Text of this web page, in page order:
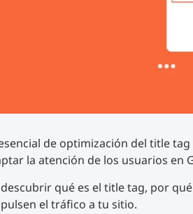
de optimización del title
la atención de los usuarios en
qué es el title tag, por
el tráfico a tu sitio.